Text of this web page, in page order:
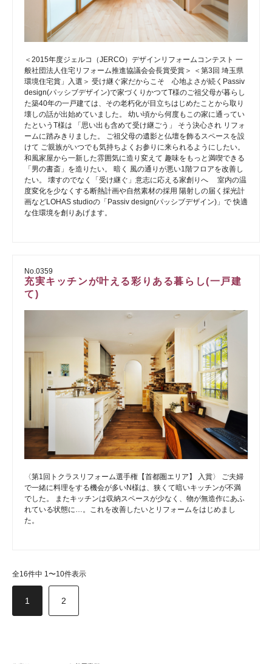
＜2015年度ジェルコ（JERCO）デザインリフォームコンテスト 一
般社団法人住宅リフォーム推進協議会会長賞受賞＞ ＜第3回 埼玉県
環境住宅賞」入選＞ 受け継ぐ家だからこそ 心地よさが続くPassiv
design(パッシブデザイン)で家づくりかつてT様のご祖父母が暮らし
た築40年の一戸建ては、その老朽化が目立ちはじめたことから取り
壊しの話が出始めていました。 幼い頃から何度もこの家に通ってい
たというT様は 「思い出も含めて受け継ごう」 そう決心され リフォ
ームに踏みきりました。 ご祖父母の遺影と仏壇を飾るスペースを設
けて ご親族がいつでも気持ちよくお参りに来られるようにしたい。
和風家屋から一新した雰囲気に造り変えて 趣味をもっと満喫できる
「男の書斎」を造りたい。 暗く 風の通りが悪い1階フロアを改善し
たい。 壊すのでなく「受け継ぐ」意志に応える家創りへ 室内の温
度変化を少なくする断熱計画や自然素材の採用 陽射しの届く採光計
画などLOHAS studioの「Passiv design(パッシブデザイン)」で 快適
な住環境を創りあげます。
No.0359
充実キッチンが叶える彩りある暮らし(一戸建
て)
〈第1回トクラスリフォーム選手権【首都圏エリア】 入賞〉 ご夫婦
で一緒に料理をする機会が多いN様は、狭くて暗いキッチンが不満
でした。 またキッチンは収納スペースが少なく、物が無造作にあふ
れている状態に…。これを改善したいとリフォームをはじめまし
た。
全16件中 1〜10件表示
1 2